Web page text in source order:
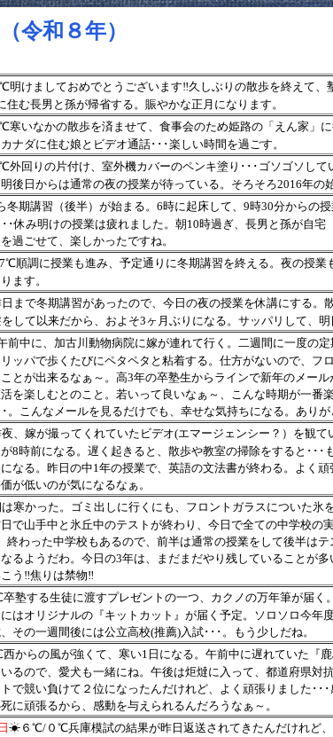
令和８年）
けましておめでとうございます‼久しぶりの散歩を終えて、
住む長男と孫が帰省する。賑やかな正月になります。
いなかの散歩を済ませて、食事会のため姫路の「えん家」に
ナダに住む娘とビデオ通話･･･楽しい時間を過ごす。
回りの片付け、室外機カバーのペンキ塗り･･･ゴソゴソして
後日からは通常の夜の授業が待っている。そろそろ2016年の
冬期講習（後半）が始まる。6時に起床して、9時30分からの
･休み明けの授業は疲れました。朝10時過ぎ、長男と孫が自宅
過ごせて、楽しかったですね。
順調に授業も進み、予定通りに冬期講習を終える。夜の授業
ます。
で冬期講習があったので、今日の夜の授業を休講にする。
して以来だから、 およそ3ヶ月ぶりになる。サッパリして、明
中に、加古川動物病院に嫁が連れて行く。二週間に一度の定
ッパで歩くたびにペタペタと粘着する。仕方がないので、フ
とが出来るなぁ～。高3年の卒塾生からラインで新年のメー
を楽しむとのこと。若いって良いなぁ～、こんな時期が一番
。こんなメールを見るだけでも、幸せな気持ちになる。ありが
嫁が撮ってくれていたビデオ(エマージェンシー？）を観て
8時前になる。遅く起きると、散歩や教室の掃除をすると･･･
なる。昨日の中1年の授業で、英語の文法書が終わる。よく
が低いのが気になるなぁ。
かった。ゴミ出しに行くにも、フロントガラスについた氷
で山手中と氷丘中のテストが終わり、今日で全ての中学校の
終わった中学校もあるので、前半は通常の授業をして後半は
るようだわ。今日の3年は、まだまだやり残していることが
う‼焦りは禁物‼
する生徒に渡すプレゼントの一つ、カクノの万年筆が届く
はオリジナルの『キットカット』が届く予定。ソロソロ今年
その一週間後には公立高校(推薦)入試･･･。もう少しだね。
からの風が強くて、寒い1日になる。午前中に遅れていた『
るので、愛犬も一緒にね。午後は炬燵に入って、都道府県対
で競い負けて２位になったんだけれど、よく頑張りました･･
に頑張るから、感動を与えられるんだろうなぁ～。
☀６℃/０℃兵庫模試の結果が昨日返送されてきたんだけれど